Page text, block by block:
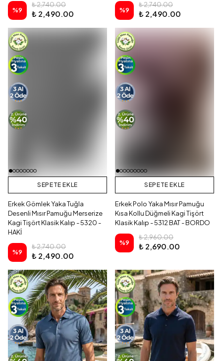
%9
₺ 2,740.00
₺ 2,490.00 %9
₺ 2,740.00
₺ 2,490.00
SEPETE EKLE
Erkek Gömlek Yaka Tuğla
Desenli Mısır Pamuğu Merserize
Kagi Tişört Klasik Kalıp - 5320 -
HAKİ
%9
₺ 2,740.00
₺ 2,490.00
SEPETE EKLE
Erkek Polo Yaka Mısır Pamuğu
Kısa Kollu Düğmeli Kagi Tişört
Klasik Kalıp - 5312 BAT - BORDO
%9
₺ 2,960.00
₺ 2,690.00